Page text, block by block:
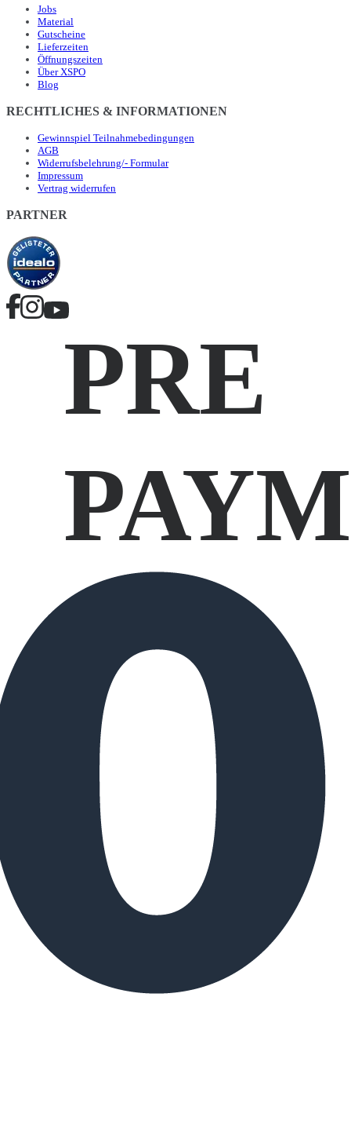
Jobs
Material
Gutscheine
Lieferzeiten
Öffnungszeiten
Über XSPO
Blog
RECHTLICHES & INFORMATIONEN
Gewinnspiel Teilnahmebedingungen
AGB
Widerrufsbelehrung/- Formular
Impressum
Vertrag widerrufen
PARTNER